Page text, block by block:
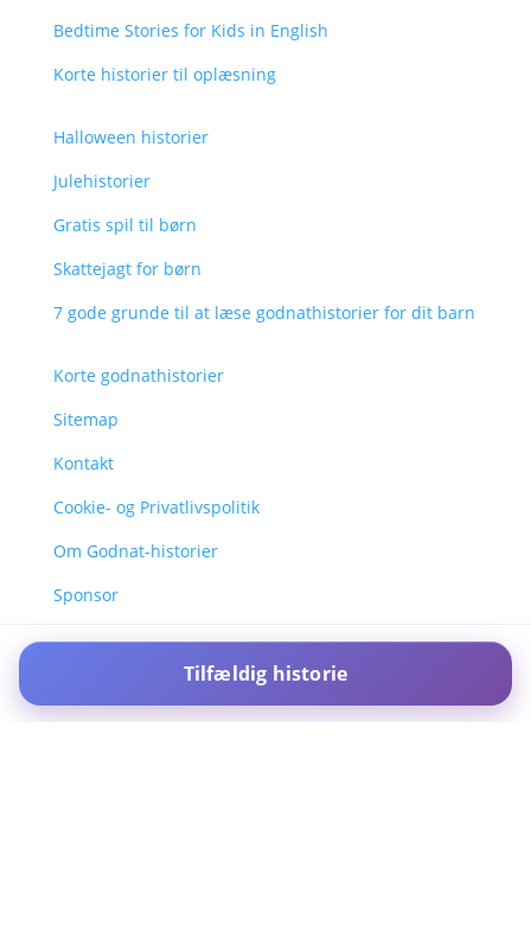
Bedtime Stories for Kids in English
Korte historier til oplæsning
Halloween historier
Julehistorier
Gratis spil til børn
Skattejagt for børn
7 gode grunde til at læse godnathistorier for dit barn
Korte godnathistorier
Sitemap
Kontakt
Cookie- og Privatlivspolitik
Om Godnat-historier
Sponsor
Tilfældig historie